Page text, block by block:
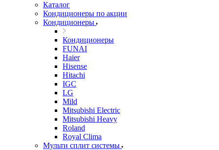
Каталог
Кондиционеры по акции
Кондиционеры
Кондиционеры
FUNAI
Haier
Hisense
Hitachi
IGC
LG
Mild
Mitsubishi Electric
Mitsubishi Heavy
Roland
Royal Clima
Мульти сплит системы